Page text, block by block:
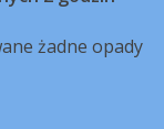
żadne opady